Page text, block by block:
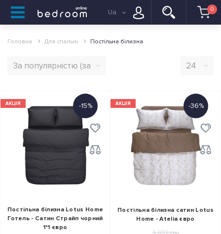
Ua 0
Головна Для спальні Постільна білизна
АКЦІЯ -15%
Постільна білизна Lotus Home
Готель - Сатин Страйп чорний
1*1 євро
АКЦІЯ -36%
Постільна білизна сатин Lotus
Home - Atelia євро